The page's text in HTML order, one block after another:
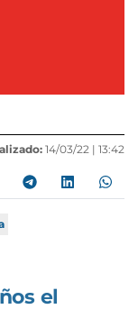
14/03/22 | 13:42
el